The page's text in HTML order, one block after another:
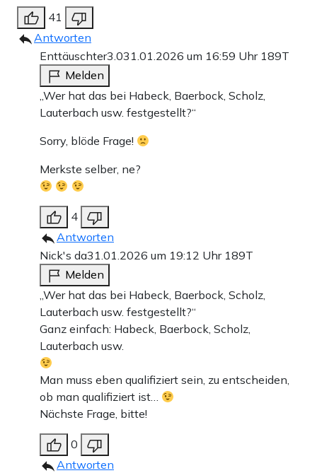
41
Antworten
Enttäuschter3.031.01.2026 um 16:59 Uhr 189T
Melden
„Wer hat das bei Habeck, Baerbock, Scholz,
Lauterbach usw. festgestellt?“
Sorry, blöde Frage!
Merkste selber, ne?
4
Antworten
Nick's da31.01.2026 um 19:12 Uhr 189T
Melden
„Wer hat das bei Habeck, Baerbock, Scholz,
Lauterbach usw. festgestellt?“
Ganz einfach: Habeck, Baerbock, Scholz,
Lauterbach usw.
Man muss eben qualifiziert sein, zu entscheiden,
ob man qualifiziert ist…
Nächste Frage, bitte!
0
Antworten